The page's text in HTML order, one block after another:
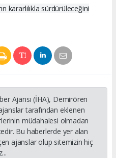
kararlılıkla sürdürüleceğini
Ajansı (İHA), Demirören
tarafından eklenen
müdahalesi olmadan
Bu haberlerde yer alan
ajanslar olup sitemizin hiç